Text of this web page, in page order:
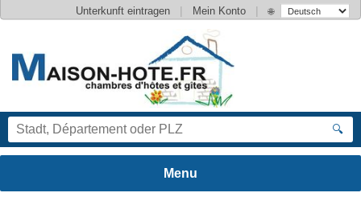
Unterkunft eintragen | Mein Konto | 🌐
🔍